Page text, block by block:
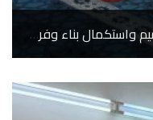
مشـروع إحسان صيانة واستبدال وترميم واستكمال بناء وفرش المساجد المسندة